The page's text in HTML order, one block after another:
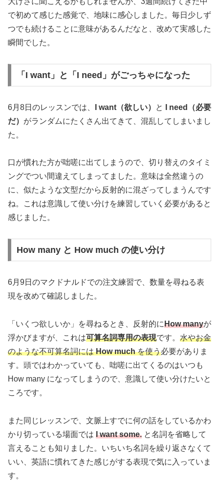
で初めて感じた感覚で、地味に感心しました。毎日少しず
つでも続けることに意味があるんだなと、改めて実感した
瞬間でした。
「I want」と「I need」がごっちゃになった
6月8日のレッスンでは、 I want（欲しい） と
I need（必要
だ） がランダムにたくさん出てきて、混乱してしまいまし
た。
口が慣れた方が咄嗟に出てしまうので、切り替えのタイミ
ングでつい間違えてしまってました。意味は全然違うの
に、似たような文型だから反射的に混ざってしまうんです
ね。これは意識して使い分けを練習していく必要があると
感じました。
How many と How much の使い分け
6月9日のマクドナルドでの注文練習で、数量を尋ねる表
現を改めて確認しました。
「いくつ欲しいか」を尋ねるとき、反射的にHow manyが
浮かびますが、これは可算名詞専用の表現です。 水やお金
のような不可算名詞にはHow muchを使う必要がありま
す。頭ではわかっていても、咄嗟に出てくるのはいつも
How many になってしまうので、意識して使い分けたいと
ころです。
また同じレッスンで、文脈上すでに何の話をしているかわ
かり切っている場面では I want some. と名詞を省略して
言えることも知りました。いちいち名詞を繰り返さなくて
いい、英語に慣れてきた感じがする表現で気に入っていま
す。